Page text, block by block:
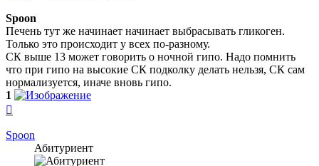
Spoon
Печень тут же начинает начинает выбрасывать гликоген.
Только это происходит у всех по-разному.
СК выше 13 может говорить о ночной гипо. Надо помнить
что при гипо на высокие СК подколку делать нельзя, СК сам
нормализуется, иначе вновь гипо.
1
началу
Spoon
Абитуриент